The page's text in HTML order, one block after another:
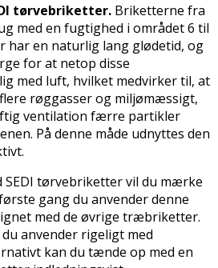
tørvebriketter. Briketterne fra
med en fugtighed i området 6 til
har en naturlig lang glødetid, og
for at netop disse
med luft, hvilket medvirker til, at
røggasser og miljømæssigt,
ventilation færre partikler
På denne måde udnyttes den
tørvebriketter vil du mærke
gang du anvender denne
med de øvrige træbriketter.
anvender rigeligt med
kan du tænde op med en